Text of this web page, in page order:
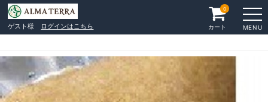
ゲスト様 ログインはこちら MENU
カート
0